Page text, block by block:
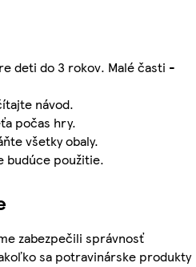
deti do 3 rokov. Malé časti -
návod.
počas hry.
všetky obaly.
budúce použitie.
zabezpečili správnosť
sa potravinárske produkty